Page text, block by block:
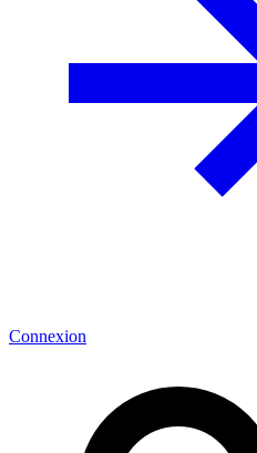
Connexion